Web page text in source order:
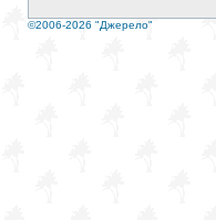
©2006-2026 "Джерело"